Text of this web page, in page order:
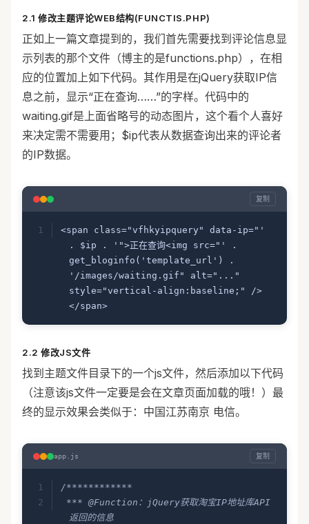
2.1 修改主题评论WEB结构(FUNCTIS.PHP)
正如上一篇文章提到的，我们首先需要找到评论信息显
示列表的那个文件（博主的是functions.php），在相
应的位置加上如下代码。其作用是在jQuery获取IP信
息之前，显示“正在查询……”的字样。代码中的
waiting.gif是上面省略号的动态图片，这个看个人喜好
来决定需不需要用；$ip代表从数据查询出来的评论者
的IP数据。
复制
<span class="vfhkyipquery" data-ip="'
. $ip . '">正在查询<img src="' .
get_bloginfo('template_url') .
'/images/waiting.gif" alt="..."
style="vertical-align:baseline;" />
</span>
2.2 修改JS文件
找到主题文件目录下的一个js文件，然后添加以下代码
（注意该js文件一定要是会在文章页面加载的哦！）最
终的显示效果会类似于：中国江苏南京 电信。
app.js 复制
/************
*** @Function：jQuery获取淘宝IP地址库API
返回的信息